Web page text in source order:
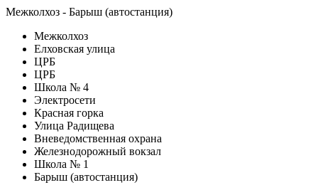
Межколхоз - Барыш (автостанция)
Межколхоз
Елховская улица
ЦРБ
ЦРБ
Школа № 4
Электросети
Красная горка
Улица Радищева
Вневедомственная охрана
Железнодорожный вокзал
Школа № 1
Барыш (автостанция)